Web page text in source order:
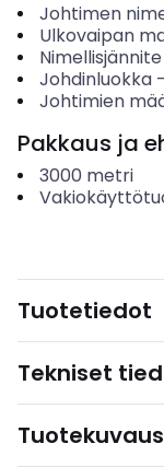
Johtimen
Ulkovaipan
Johdinluokka-
Johtimien
Pakkaus ja
3000 metri
Tuotetiedot
Tekniset
Tuotekuvaus